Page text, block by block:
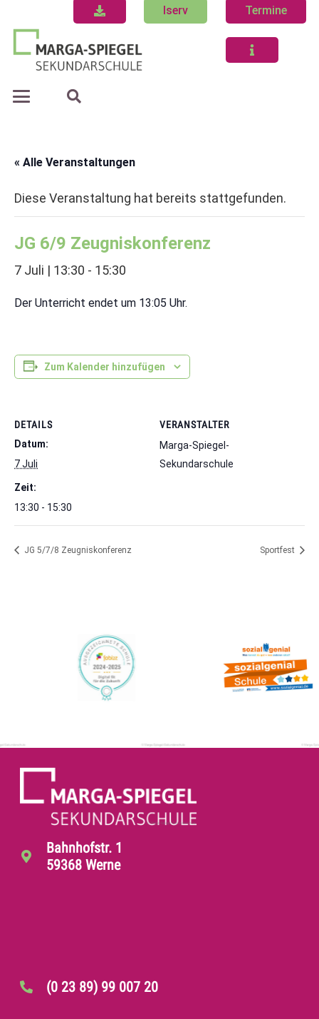
Iserv Termine
« Alle Veranstaltungen
Diese Veranstaltung hat bereits stattgefunden.
JG 6/9 Zeugniskonferenz
7 Juli | 13:30 - 15:30
Der Unterricht endet um 13:05 Uhr.
Zum Kalender hinzufügen
DETAILS
Datum:
7 Juli
Zeit:
13:30 - 15:30
VERANSTALTER
Marga-Spiegel-
Sekundarschule
JG 5/7/8 Zeugniskonferenz Sportfest
Bahnhofstr. 1
59368 Werne
(0 23 89) 99 007 20